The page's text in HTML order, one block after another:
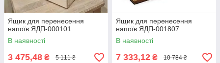
Ящик для перенесення
напоїв ЯДП-000101
В наявності
3 475,48 ₴ 5 111 ₴
Ящик для перенесення
напоїв ЯДП-001807
В наявності
7 333,12 ₴ 10 784 ₴